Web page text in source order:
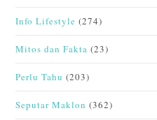
Info Lifestyle (274)
Mitos dan Fakta (23)
Perlu Tahu (203)
Seputar Maklon (362)